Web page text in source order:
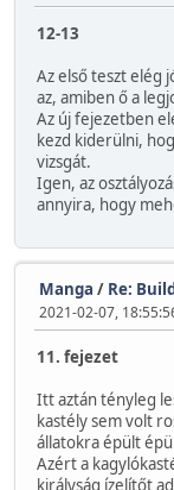
12-13
Az első teszt elég
az, amiben ő a
Az új fejezetben
kezd kiderülni,
vizsgát.
Igen, az
annyira, hogy
Manga / Re:
2021-02-07,
11. fejezet
Itt aztán tényleg
kastély sem volt
állatokra épült
Azért a
királyság ízelítőt